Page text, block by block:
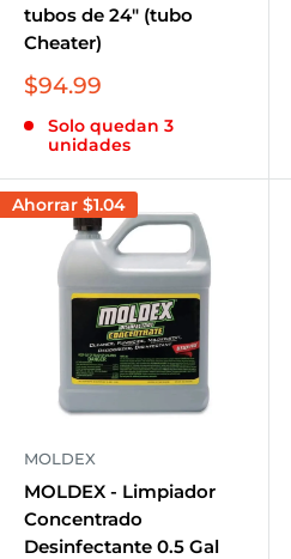
tubos de 24" (tubo
Cheater)
Precio
venta
$94.99
Solo quedan 3
unidades
Ahorrar $1.04
MOLDEX
MOLDEX - Limpiador
Concentrado
Desinfectante 0.5 Gal